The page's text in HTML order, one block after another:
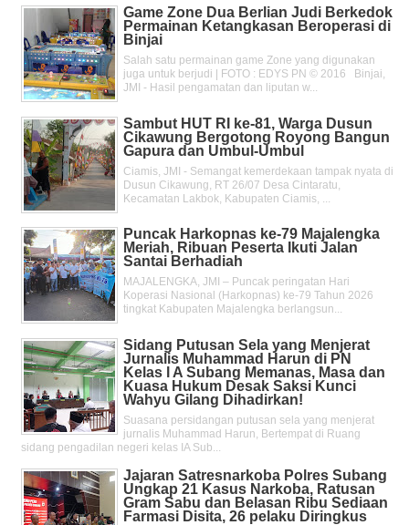
Game Zone Dua Berlian Judi Berkedok
Permainan Ketangkasan Beroperasi di
Binjai
Salah satu permainan game Zone yang digunakan
juga untuk berjudi | FOTO : EDYS PN © 2016 Binjai,
JMI - Hasil pengamatan dan liputan w...
Sambut HUT RI ke-81, Warga Dusun
Cikawung Bergotong Royong Bangun
Gapura dan Umbul-Umbul
Ciamis, JMI - Semangat kemerdekaan tampak nyata di
Dusun Cikawung, RT 26/07 Desa Cintaratu,
Kecamatan Lakbok, Kabupaten Ciamis, ...
Puncak Harkopnas ke-79 Majalengka
Meriah, Ribuan Peserta Ikuti Jalan
Santai Berhadiah
MAJALENGKA, JMI – Puncak peringatan Hari
Koperasi Nasional (Harkopnas) ke-79 Tahun 2026
tingkat Kabupaten Majalengka berlangsun...
Sidang Putusan Sela yang Menjerat
Jurnalis Muhammad Harun di PN
Kelas l A Subang Memanas, Masa dan
Kuasa Hukum Desak Saksi Kunci
Wahyu Gilang Dihadirkan!
Suasana persidangan putusan sela yang menjerat
jurnalis Muhammad Harun, Bertempat di Ruang
sidang pengadilan negeri kelas IA Sub...
Jajaran Satresnarkoba Polres Subang
Ungkap 21 Kasus Narkoba, Ratusan
Gram Sabu dan Belasan Ribu Sediaan
Farmasi Disita, 26 pelaku Diringkus